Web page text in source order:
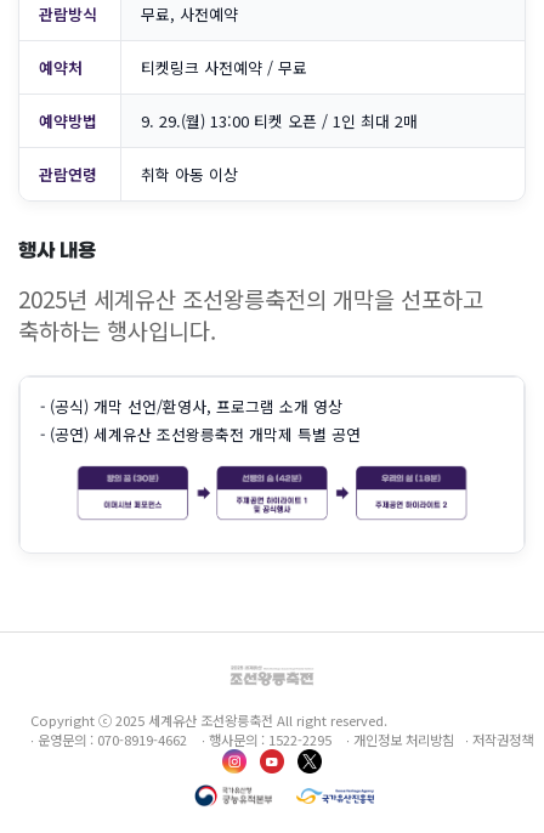
관람방식 무료, 사전예약
예약처 티켓링크 사전예약 / 무료
예약방법 9. 29.(월) 13:00 티켓 오픈 / 1인 최대 2매
관람연령 취학 아동 이상
행사 내용
2025년 세계유산 조선왕릉축전의 개막을 선포하고
축하하는 행사입니다.
- (공식) 개막 선언/환영사, 프로그램 소개 영상
- (공연) 세계유산 조선왕릉축전 개막제 특별 공연
Copyright ⓒ 2025 세계유산 조선왕릉축전 All right reserved.
∙ 운영문의 : 070-8919-4662 ∙ 행사문의 : 1522-2295 ∙ 개인정보 처리방침 ∙ 저작권정책